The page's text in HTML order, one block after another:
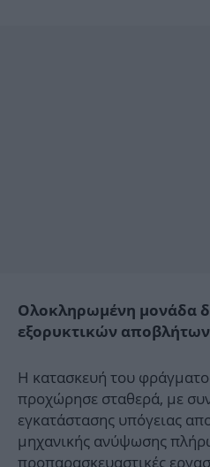
Ολοκληρωμένη μονάδα
εξορυκτικών αποβλήτων
Η κατασκευή του
προχώρησε σταθερά, με
εγκατάστασης υπόγειας
μηχανικής ανύψωσης
προπαρασκευαστικές